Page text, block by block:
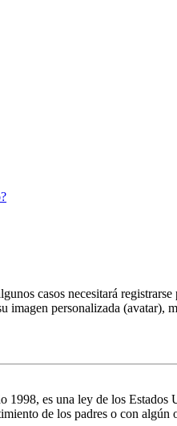
casos necesitará
personalizada (avatar),
es una ley de los Estados
de los padres o con